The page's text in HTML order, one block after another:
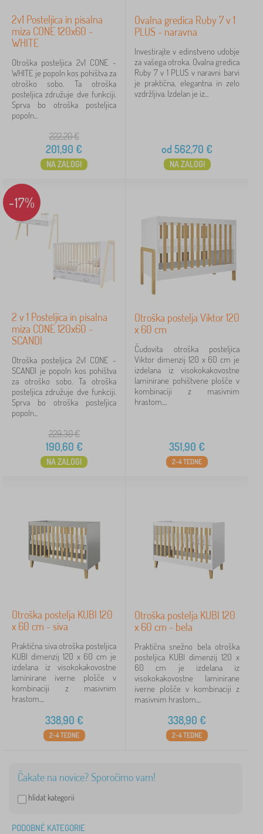
2v1 Posteljica in pisalna
miza CONE 120x60 -
WHITE
Otroška posteljica 2v1 CONE -
WHITE je popoln kos pohištva za
otroško sobo. Ta otroška
posteljica združuje dve funkciji.
Sprva bo otroška posteljica
popoln...
222,20€
201,90 €
NA ZALOGI
Ovalna gredica Ruby 7 v 1
PLUS - naravna
Investirajte v edinstveno udobje
za vašega otroka. Ovalna gredica
Ruby 7 v 1 PLUS v naravni barvi
je praktična, elegantna in zelo
vzdržljiva. Izdelan je iz...
od 562,70 €
NA ZALOGI
-17%
2 v 1 Posteljica in pisalna
miza CONE 120x60 -
SCANDI
Otroška posteljica 2v1 CONE -
SCANDI je popoln kos pohištva
za otroško sobo. Ta otroška
posteljica združuje dve funkciji.
Sprva bo otroška posteljica
popoln...
229,30€
190,60 €
NA ZALOGI
Otroška postelja Viktor 120
x 60 cm
Čudovita otroška posteljica
Viktor dimenzij 120 x 60 cm je
izdelana iz visokokakovostne
laminirane pohištvene plošče v
kombinaciji z masivnim
hrastom....
351,90 €
2-4 TEDNE
Otroška postelja KUBI 120
x 60 cm - siva
Praktična siva otroška posteljica
KUBI dimenzij 120 x 60 cm je
izdelana iz visokokakovostne
laminirane iverne plošče v
kombinaciji z masivnim
hrastom....
338,90 €
2-4 TEDNE
Otroška postelja KUBI 120
x 60 cm - bela
Praktična snežno bela otroška
posteljica KUBI dimenzij 120 x
60 cm je izdelana iz
visokokakovostne laminirane
iverne plošče v kombinaciji z
masivnim hrastom....
338,90 €
2-4 TEDNE
Čakate na novice? Sporočimo vam!
hlídat kategorii
PODOBNÉ KATEGORIE